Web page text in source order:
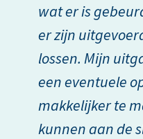
wat er is
er zijn
lossen. Mijn
een eventuele
makkelijker te
kunnen aan de